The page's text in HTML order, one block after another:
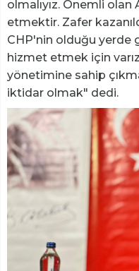
olmalıyız. Önemli
etmektir. Zafer
CHP'nin olduğu yerde
hizmet etmek için
yönetimine sahip
iktidar olmak" dedi.